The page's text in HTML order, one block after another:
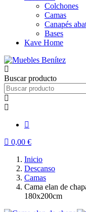
Colchones
Camas
Canapés
Bases
Kave Home
Buscar producto
0,00 €
Inicio
Descanso
Camas
Cama elan de
180x200cm